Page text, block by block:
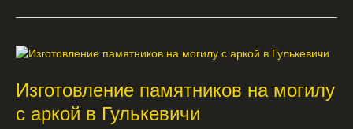
Изготовление памятников на могилу
с аркой в Гулькевичи
Изготовление
на
с